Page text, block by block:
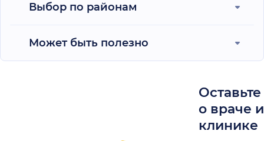
Выбор по районам
Может быть полезно
о враче
клинике